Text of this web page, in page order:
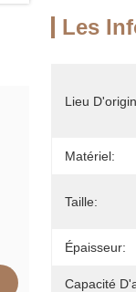
Les
Lieu
Matériel:
Taille:
Épaisseur:
Capacité